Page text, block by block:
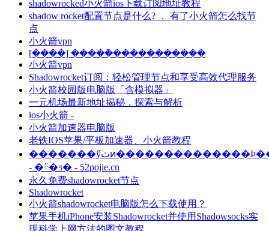
shadowrocked小火箭ios下载订阅地址教程
shadow rocket配置节点是什么? ， 有了小火箭怎么找节
点
小火箭vpn
[����] �����ܵ�����������
小火箭vpn
Shadowrocket订阅：轻松管理节点和享受高效代理服务
小火箭校园版电脑版「含模拟器」
一元机场最新地址揭秘，探索与解析
ios小火箭 -
小火箭加速器电脑版
老铁IOS苹果/平板加速器、小火箭教程
�������ӳٺͷ��������������Ϸ��������
- �ᰮ�ƽ� - 52pojie.cn
永久免费shadowrocket节点
Shadowrocket
小火箭shadowrocket电脑版怎么下载使用？
苹果手机iPhone安装Shadowrocket并使用Shadowsocks实
现科学上网方法的图文教程